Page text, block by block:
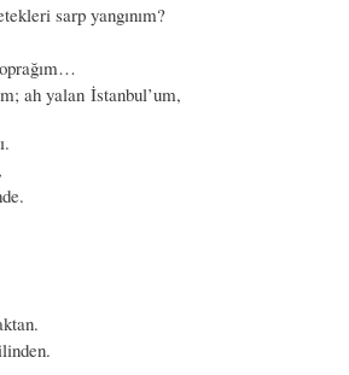
sarp yangınım?
ah yalan İstanbul’um,